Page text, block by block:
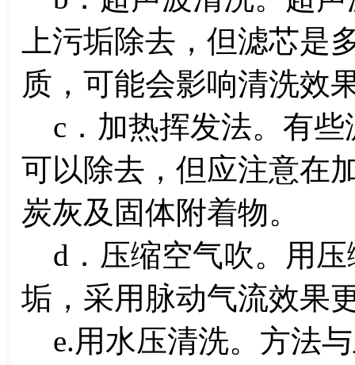
上污垢除去，但滤芯是
质，可能会影响清洗效
c．加热挥发法。有些
可以除去，但应注意在
炭灰及固体附着物。
d．压缩空气吹。用压
垢，采用脉动气流效果
e.用水压清洗。方法